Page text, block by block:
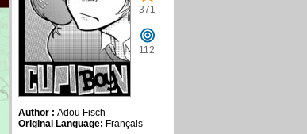
371
112
Author : Adou Fisch
Original Language: Français